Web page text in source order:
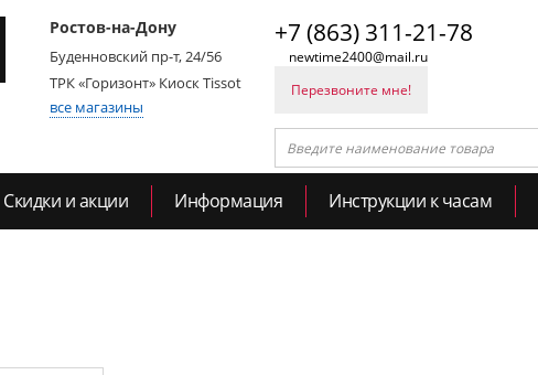
Ростов-на-Дону
Буденновский пр-т, 24/56
ТРК «Горизонт» Киоск Tissot
все магазины
+7 (863) 311-21-78
newtime2400@mail.ru
Перезвоните мне!
Скидки и акции Информация Инструкции к часам